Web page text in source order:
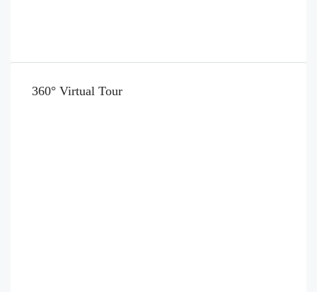
360° Virtual Tour